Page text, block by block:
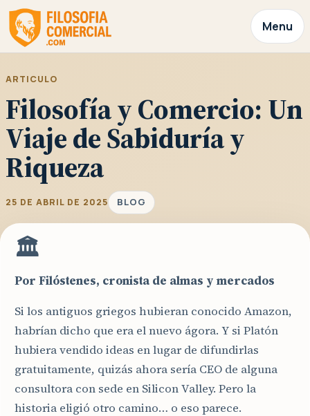
Menu
ARTICULO
Filosofía y Comercio: Un
Viaje de Sabiduría y
Riqueza
25 DE ABRIL DE 2025 BLOG
🏛️
Por Filóstenes, cronista de almas y mercados
Si los antiguos griegos hubieran conocido Amazon,
habrían dicho que era el nuevo ágora. Y si Platón
hubiera vendido ideas en lugar de difundirlas
gratuitamente, quizás ahora sería CEO de alguna
consultora con sede en Silicon Valley. Pero la
historia eligió otro camino… o eso parece.